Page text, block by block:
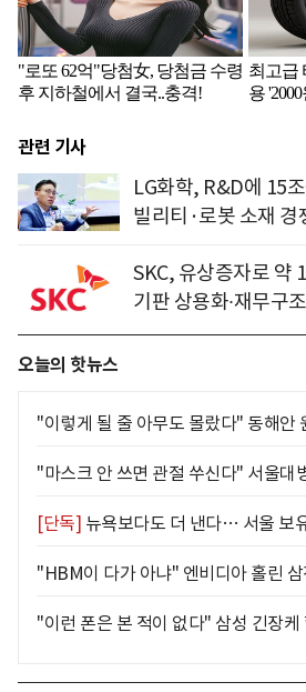
관련 기사
LG화학, R&D에 15
빌리티·로봇 소재 경
SKC, 유상증자로
기판 상용화∙재무구
오늘의 핫뉴스
"이렇게 될 줄 아무도 몰랐다" 동해안
"마스크 안 쓰면 관절 쑤신다" 서울대
[단독] 뉴욕보다도 더 낸다… 서울 보
"HBM이 다가 아냐" 엔비디아 홀린
"이런 폰은 본 적이 없다" 삼성 긴장